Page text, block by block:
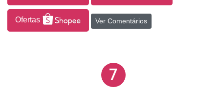
Ofertas Ver Comentários
7